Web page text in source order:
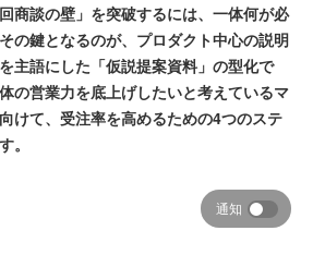
商談の壁」を突破するには、一体何が必
鍵となるのが、プロダクト中心の説明
主語にした「仮説提案資料」の型化で
の営業力を底上げしたいと考えているマ
けて、受注率を高めるための4つのステ
。
通知